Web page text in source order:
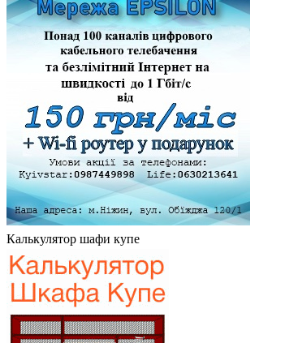
Калькулятор шафи купе